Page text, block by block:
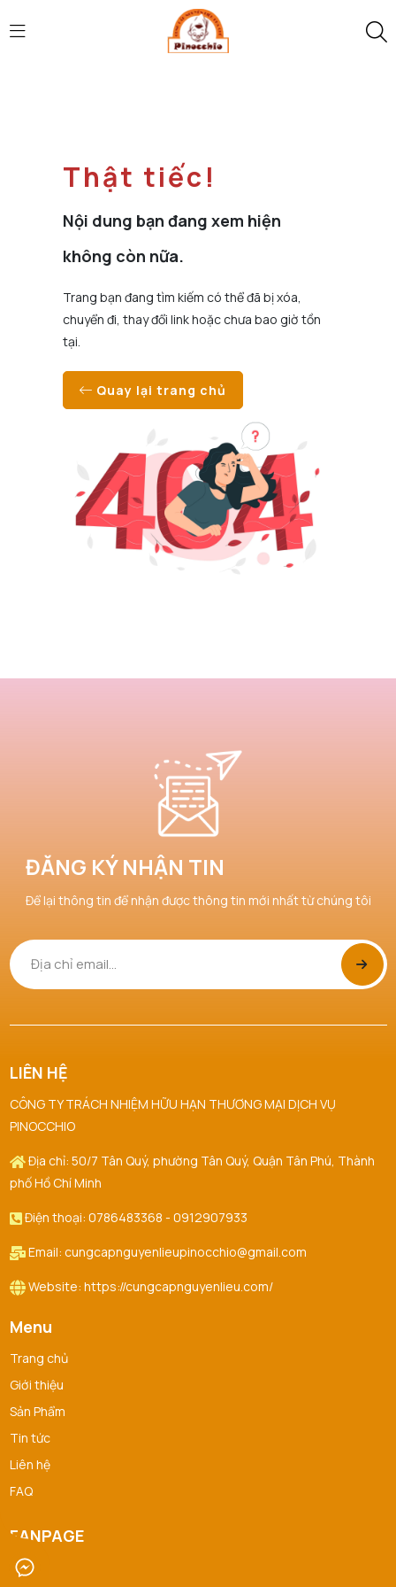
Thật tiếc!
Nội dung bạn đang xem hiện
không còn nữa.
Trang bạn đang tìm kiếm có thể đã bị xóa,
chuyển đi, thay đổi link hoặc chưa bao giờ tồn
tại.
Quay lại trang chủ
ĐĂNG KÝ NHẬN TIN
Để lại thông tin để nhận được thông tin mới nhất từ chúng tôi
LIÊN HỆ
CÔNG TY TRÁCH NHIỆM HỮU HẠN THƯƠNG MẠI DỊCH VỤ
PINOCCHIO
Địa chỉ: 50/7 Tân Quý, phường Tân Quý, Quận Tân Phú, Thành
phố Hồ Chí Minh
Điện thoại: 0786483368 - 0912907933
Email: cungcapnguyenlieupinocchio@gmail.com
Website: https://cungcapnguyenlieu.com/
Menu
Trang chủ
Giới thiệu
Sản Phẩm
Tin tức
Liên hệ
FAQ
FANPAGE